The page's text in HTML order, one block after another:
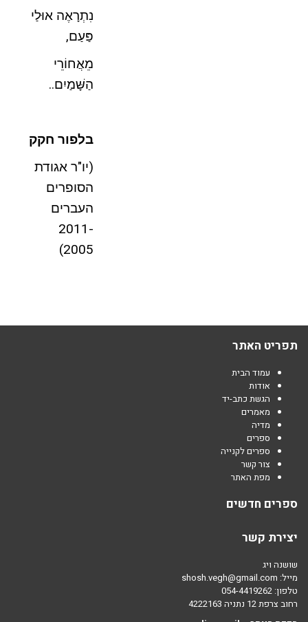
נִתְרָאֶה אוּלַי
פַּעַם,
מֵאֲחוֹרֵי
הַשָּׁמַיִם..
בלפור חקק
(יו"ר אגודת
הסופרים
העברים
2011-
2005)
תפריט האתר
עמוד הבית
אודות
הגשת כתב-יד
מאמרים
מדיה
ספרים
ספרים לקנייה
צור קשר
מפת האתר
ספרים חדשים
יצירת קשר
שושנה ויג
מייל: shosh.vegh@gmail.com
טלפון: 054-4419262
רחוב צרפת 12 נתניה 4222163